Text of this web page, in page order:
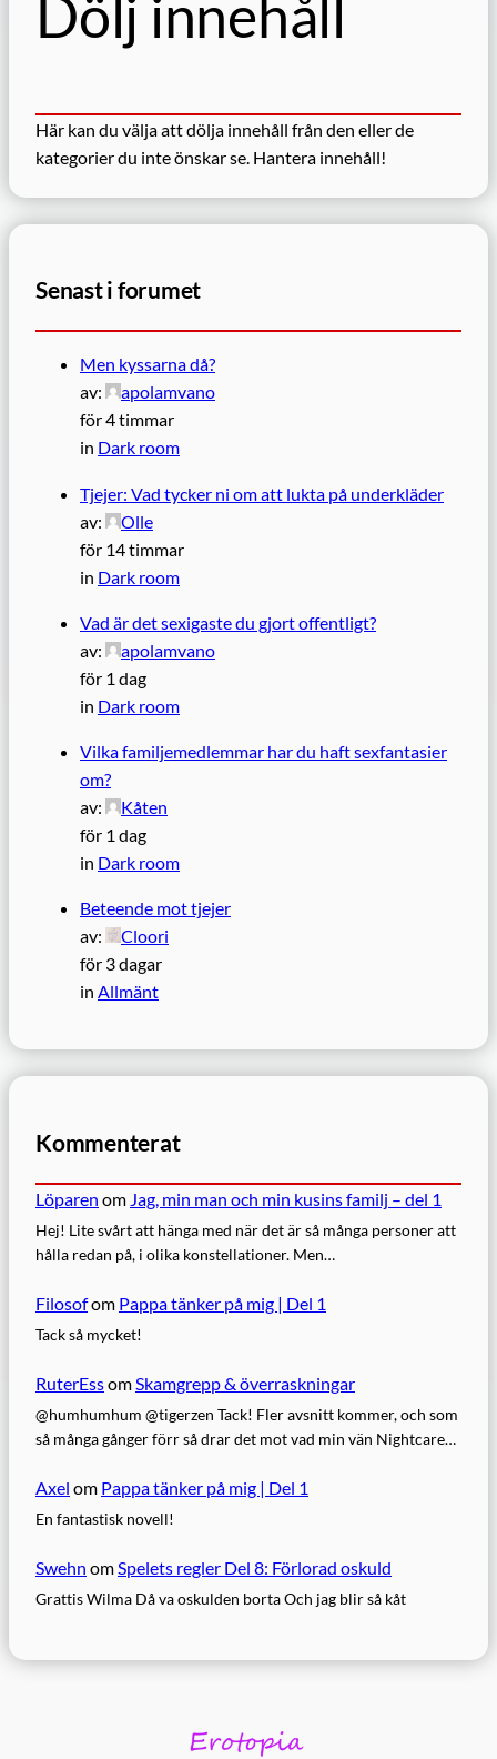
Dölj innehåll
Här kan du välja att dölja innehåll från den eller de
kategorier du inte önskar se. Hantera innehåll!
Senast i forumet
Men kyssarna då?
av:
apolamvano
för 4 timmar
in Dark room
Tjejer: Vad tycker ni om att lukta på underkläder
av:
Olle
för 14 timmar
in Dark room
Vad är det sexigaste du gjort offentligt?
av:
apolamvano
för 1 dag
in Dark room
Vilka familjemedlemmar har du haft sexfantasier
om?
av:
Kåten
för 1 dag
in Dark room
Beteende mot tjejer
av:
Cloori
för 3 dagar
in Allmänt
Kommenterat
Löparen om Jag, min man och min kusins familj – del 1
Hej! Lite svårt att hänga med när det är så många personer att
hålla redan på, i olika konstellationer. Men…
Filosofom Pappa tänker på mig | Del 1
Tack så mycket!
RuterEssomSkamgrepp & överraskningar
@humhumhum @tigerzen Tack! Fler avsnitt kommer, och som
så många gånger förr så drar det mot vad min vän Nightcare…
Axel om Pappa tänker på mig | Del 1
En fantastisk novell!
Swehn om Spelets regler Del 8: Förlorad oskuld
Grattis Wilma Då va oskulden borta Och jag blir så kåt